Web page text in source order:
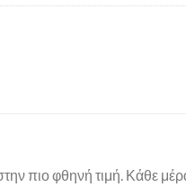
πιο φθηνή τιμή. Κάθε